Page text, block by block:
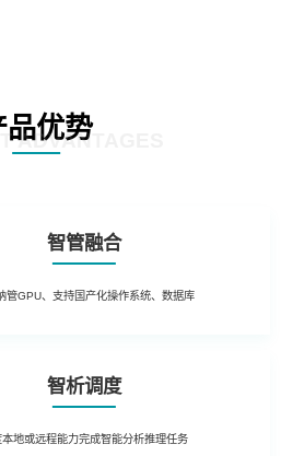
品优势
ADVANTAGES
智管融合
管GPU、支持国产化操作系统、数据库
智析调度
本地或远程能力完成智能分析推理任务